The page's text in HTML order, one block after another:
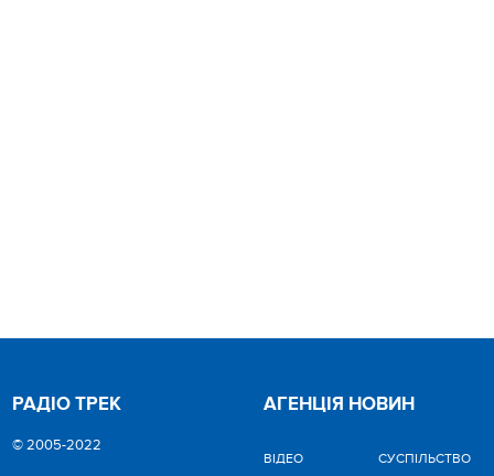
РАДІО ТРЕК
© 2005-2022
АГЕНЦІЯ НОВИН
ВІДЕО CУСПІЛЬСТВО